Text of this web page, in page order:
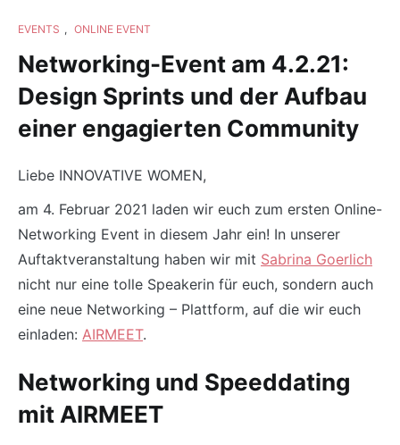
EVENTS , ONLINE EVENT
Networking-Event am 4.2.21:
Design Sprints und der Aufbau
einer engagierten Community
Liebe INNOVATIVE WOMEN,
am 4. Februar 2021 laden wir euch zum ersten Online-
Networking Event in diesem Jahr ein! In unserer
Auftaktveranstaltung haben wir mit Sabrina Goerlich
nicht nur eine tolle Speakerin für euch, sondern auch
eine neue Networking – Plattform, auf die wir euch
einladen: AIRMEET.
Networking und Speeddating
mit AIRMEET